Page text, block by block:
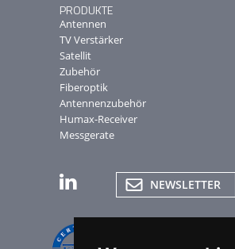
PRODUKTE
Antennen
TV Verstärker
Satellit
Zubehör
Fiberoptik
Antennenzubehör
Humax-Receiver
Messgerate
NEWSLETTER